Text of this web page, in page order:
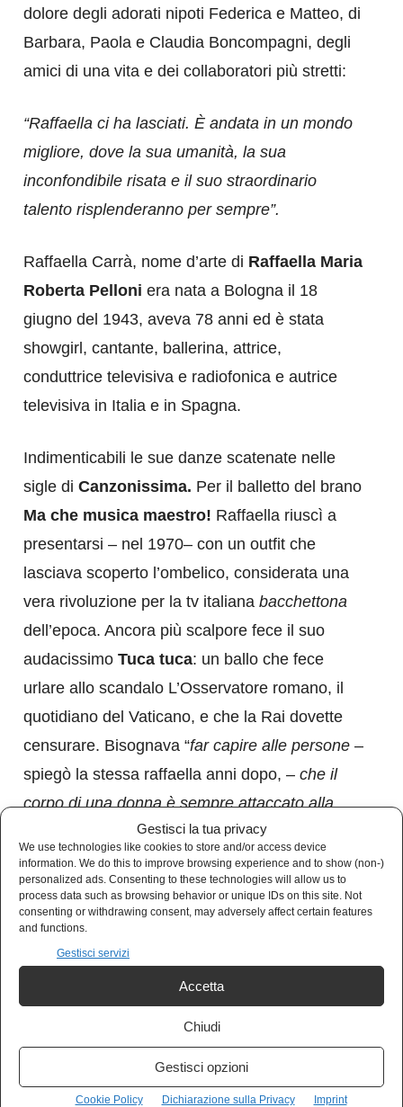
Gestisci la tua privacy
We use technologies like cookies to store and/or access device
information. We do this to improve browsing experience and to show (non-)
personalized ads. Consenting to these technologies will allow us to
process data such as browsing behavior or unique IDs on this site. Not
consenting or withdrawing consent, may adversely affect certain features
and functions.
Gestisci servizi
Accetta
Chiudi
Gestisci opzioni
Cookie Policy Dichiarazione sulla Privacy Imprint
dolore degli adorati nipoti Federica e Matteo, di
Barbara, Paola e Claudia Boncompagni, degli
amici di una vita e dei collaboratori più stretti:
“Raffaella ci ha lasciati. È andata in un mondo
migliore, dove la sua umanità, la sua
inconfondibile risata e il suo straordinario
talento risplenderanno per sempre”.
Raffaella Carrà, nome d’arte di Raffaella Maria
Roberta Pelloni era nata a Bologna il 18
giugno del 1943, aveva 78 anni ed è stata
showgirl, cantante, ballerina, attrice,
conduttrice televisiva e radiofonica e autrice
televisiva in Italia e in Spagna.
Indimenticabili le sue danze scatenate nelle
sigle di Canzonissima. Per il balletto del brano
Ma che musica maestro! Raffaella riuscì a
presentarsi – nel 1970– con un outfit che
lasciava scoperto l’ombelico, considerata una
vera rivoluzione per la tv italiana bacchettona
dell’epoca. Ancora più scalpore fece il suo
audacissimo Tuca tuca: un ballo che fece
urlare allo scandalo L’Osservatore romano, il
quotidiano del Vaticano, e che la Rai dovette
censurare. Bisognava “far capire alle persone –
spiegò la stessa raffaella anni dopo, – che il
corpo di una donna è sempre attaccato alla
”. E che la sensualità non è
incompatibile con l’ironia. Fra i suoi programmi
televisivi fece epoca Milleluci,in cui
presentava insieme con Mina.